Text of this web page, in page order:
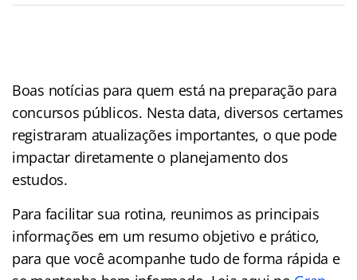
Boas notícias para quem está na preparação para
concursos públicos. Nesta data, diversos certames
registraram atualizações importantes, o que pode
impactar diretamente o planejamento dos
estudos.
Para facilitar sua rotina, reunimos as principais
informações em um resumo objetivo e prático,
para que você acompanhe tudo de forma rápida e